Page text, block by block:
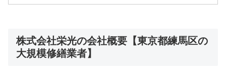
株式会社栄光の会社概要【東京都練馬区の
大規模修繕業者】